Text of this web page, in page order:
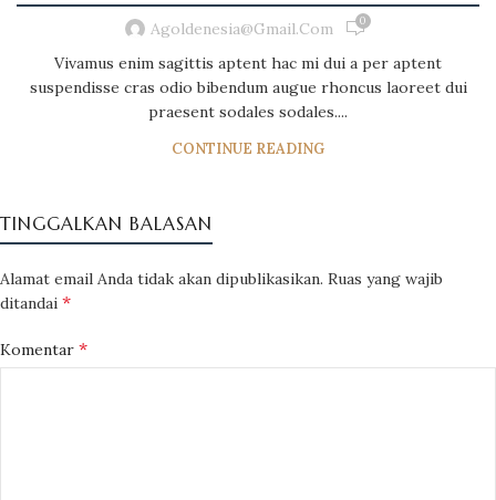
Agoldenesia@gmail.com 0
Vivamus enim sagittis aptent hac mi dui a per aptent
suspendisse cras odio bibendum augue rhoncus laoreet dui
praesent sodales sodales....
CONTINUE READING
TINGGALKAN BALASAN
Alamat email Anda tidak akan dipublikasikan. Ruas yang wajib
ditandai *
Komentar *